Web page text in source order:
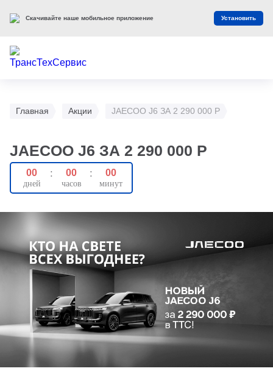
Главная Акции JAECOO J6 ЗА 2 290 000 Р
JAECOO J6 ЗА 2 290 000 Р
00 : 00 : 00
Скачивайте наше мобильное приложение Установить